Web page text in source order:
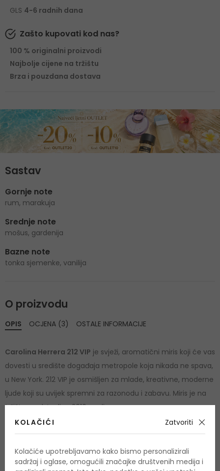
GLS 4-6 radnih dana
Zašto kupovati kod nas?
100 % originalni proizvodi
Najbolje cijene na tržištu
Brza i pouzdana dostava
Sastav
Gornje note
rum, marakuja
Srednje note
mošus, gardenija
Bazne note
tonka sjemenke, vanilija
O proizvodu
OPIS
Carolina Herrera 212 VIP je svježi, aromatični miris koji će vas
dovesti u središte događaja metropole koja nikada ne spava,
u New York. 212 VIP je osmišljen za mlade, kreativne, moderne
ljude koji su uvijek spremni za razonodu i zabavu. Miris je na
tržište predstavljen 2010. godine.
OCJENA (3) OSTALE INFORMACIJE
KOLAČIĆI Zatvoriti
Kolačiće upotrebljavamo kako bismo personalizirali
sadržaj i oglase, omogućili značajke društvenih medija i